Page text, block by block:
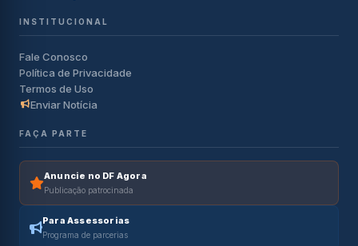
INSTITUCIONAL
Fale Conosco
Política de Privacidade
Termos de Uso
Enviar Notícia
FAÇA PARTE
Anuncie no DF Agora
Publicação patrocinada
Para Assessorias
Programa de parcerias